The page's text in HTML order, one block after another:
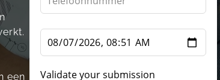
een
Validate your submission